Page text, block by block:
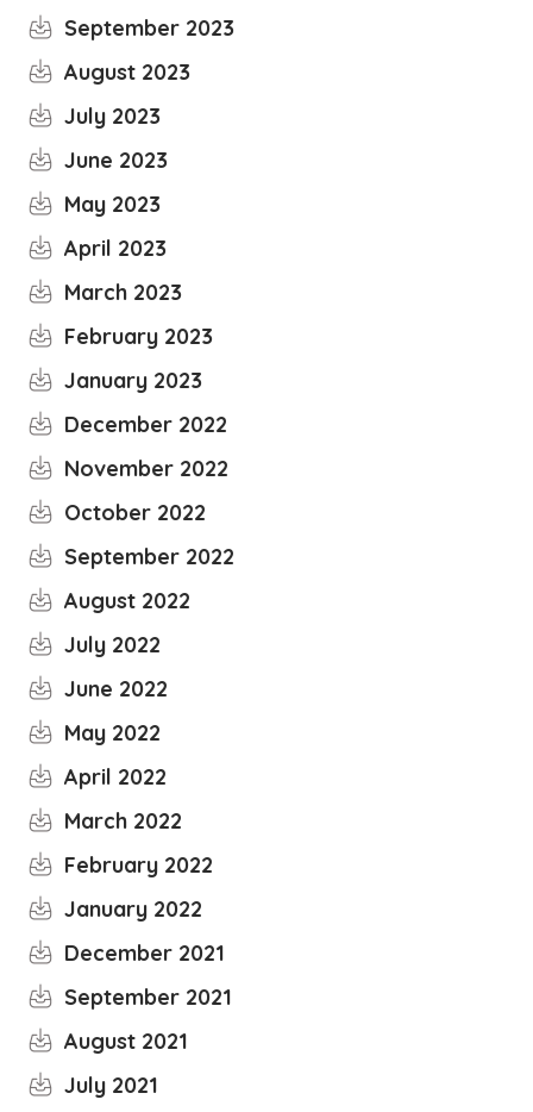
September 2023
August 2023
July 2023
June 2023
May 2023
April 2023
March 2023
February 2023
January 2023
December 2022
November 2022
October 2022
September 2022
August 2022
July 2022
June 2022
May 2022
April 2022
March 2022
February 2022
January 2022
December 2021
September 2021
August 2021
July 2021